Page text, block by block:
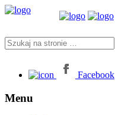
Facebook
Menu